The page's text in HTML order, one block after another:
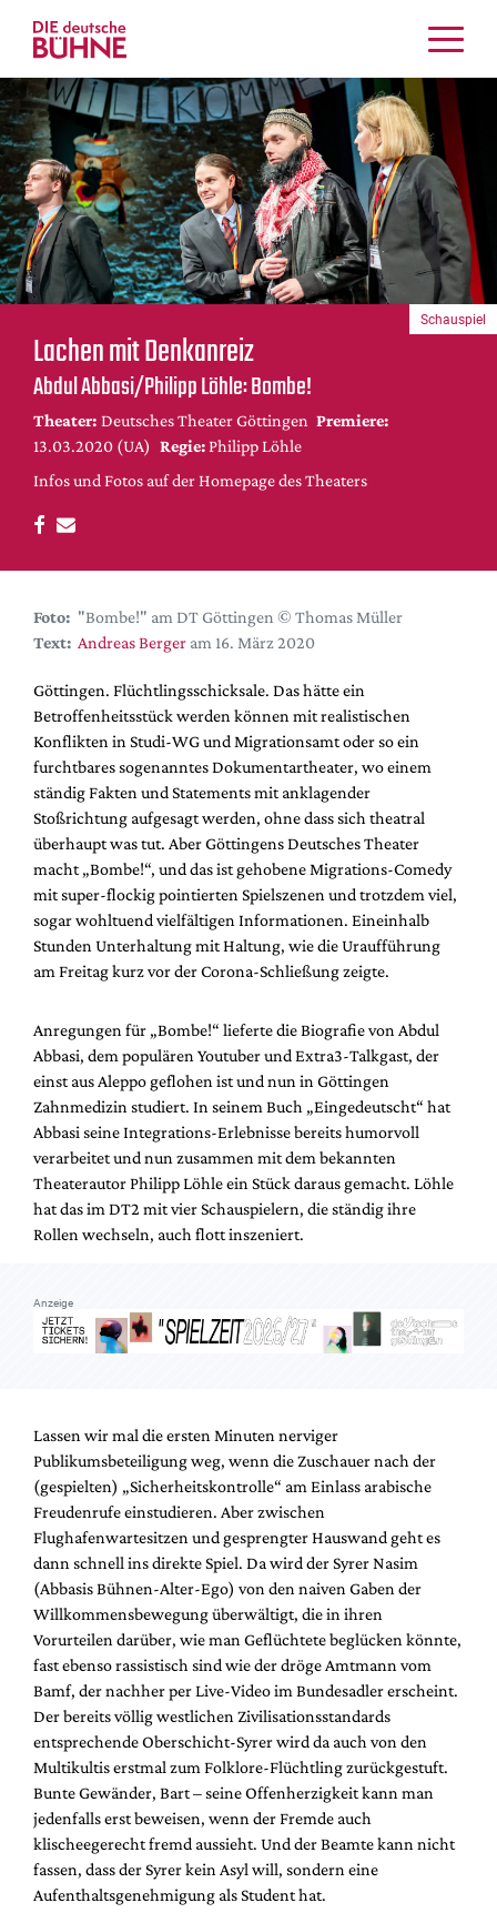
Kritiken
Schauspiel
Musiktheater
Tanz
Crossover
Bühnenwelt
Festivals & Veranstaltungen
Menschen & Theater
Themen
Internationales
Nachrufe
Medientipps
DdB-map
Festival-Planer
Alle Hefte
Leseproben
Podcast
Service
Shop / Abo
Newsletter
Redaktion
Autor:innen
Partner
Suche
Lachen mit Denkanreiz
Abdul Abbasi/Philipp Löhle: Bombe!
Theater: Deutsches Theater Göttingen Premiere:
13.03.2020 (UA) Regie: Philipp Löhle
Infos und Fotos auf der Homepage des Theaters
Schauspiel
Foto: "Bombe!" am DT Göttingen © Thomas Müller
Text: Andreas Berger am 16. März 2020
Göttingen. Flüchtlingsschicksale. Das hätte ein
Betroffenheitsstück werden können mit realistischen
Konflikten in Studi-WG und Migrationsamt oder so ein
furchtbares sogenanntes Dokumentartheater, wo einem
ständig Fakten und Statements mit anklagender
Stoßrichtung aufgesagt werden, ohne dass sich theatral
überhaupt was tut. Aber Göttingens Deutsches Theater
macht „Bombe!“, und das ist gehobene Migrations-Comedy
mit super-flockig pointierten Spielszenen und trotzdem viel,
sogar wohltuend vielfältigen Informationen. Eineinhalb
Stunden Unterhaltung mit Haltung, wie die Uraufführung
am Freitag kurz vor der Corona-Schließung zeigte.
Anregungen für „Bombe!“ lieferte die Biografie von Abdul
Abbasi, dem populären Youtuber und Extra3-Talkgast, der
einst aus Aleppo geflohen ist und nun in Göttingen
Zahnmedizin studiert. In seinem Buch „Eingedeutscht“ hat
Abbasi seine Integrations-Erlebnisse bereits humorvoll
verarbeitet und nun zusammen mit dem bekannten
Theaterautor Philipp Löhle ein Stück daraus gemacht. Löhle
hat das im DT2 mit vier Schauspielern, die ständig ihre
Rollen wechseln, auch flott inszeniert.
Anzeige
Lassen wir mal die ersten Minuten nerviger
Publikumsbeteiligung weg, wenn die Zuschauer nach der
(gespielten) „Sicherheitskontrolle“ am Einlass arabische
Freudenrufe einstudieren. Aber zwischen
Flughafenwartesitzen und gesprengter Hauswand geht es
dann schnell ins direkte Spiel. Da wird der Syrer Nasim
(Abbasis Bühnen-Alter-Ego) von den naiven Gaben der
Willkommensbewegung überwältigt, die in ihren
Vorurteilen darüber, wie man Geflüchtete beglücken könnte,
fast ebenso rassistisch sind wie der dröge Amtmann vom
Bamf, der nachher per Live-Video im Bundesadler erscheint.
Der bereits völlig westlichen Zivilisationsstandards
entsprechende Oberschicht-Syrer wird da auch von den
Multikultis erstmal zum Folklore-Flüchtling zurückgestuft.
Bunte Gewänder, Bart – seine Offenherzigkeit kann man
jedenfalls erst beweisen, wenn der Fremde auch
klischeegerecht fremd aussieht. Und der Beamte kann nicht
fassen, dass der Syrer kein Asyl will, sondern eine
Aufenthaltsgenehmigung als Student hat.